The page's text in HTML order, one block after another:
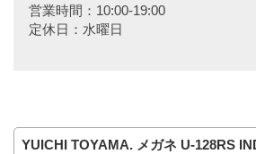
営業時間：10:00-19:00
定休日：水曜日
YUICHI TOYAMA. メガネ U-128RS